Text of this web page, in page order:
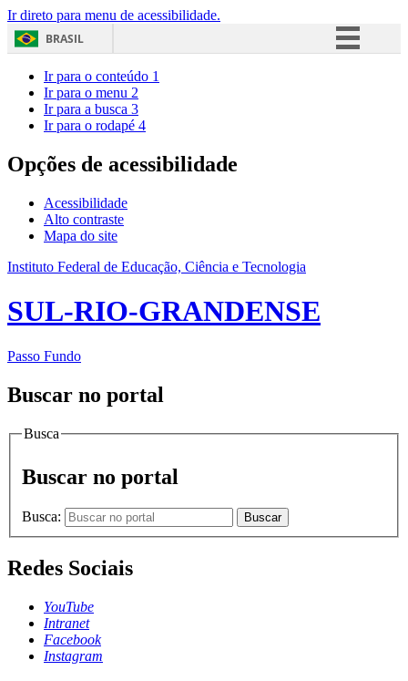
Ir direto para menu de acessibilidade.
BRASIL
Acesso à informação
Ir para o conteúdo 1
Ir para o menu 2
Ir para a busca 3
Ir para o rodapé 4
Opções de acessibilidade
Acessibilidade
Alto contraste
Mapa do site
Instituto Federal de Educação, Ciência e Tecnologia
SUL-RIO-GRANDENSE
Passo Fundo
Buscar no portal
Busca
Buscar no portal
Busca: Buscar
Redes Sociais
YouTube
Intranet
Facebook
Instagram